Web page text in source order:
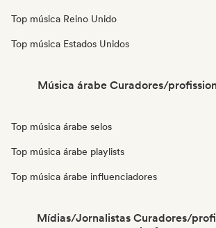
Top música Reino Unido
Top música Estados Unidos
Música árabe Curadores/
Top música árabe selos
Top música árabe playlists
Top música árabe influenciadores
Mídias/Jornalistas Curadores/